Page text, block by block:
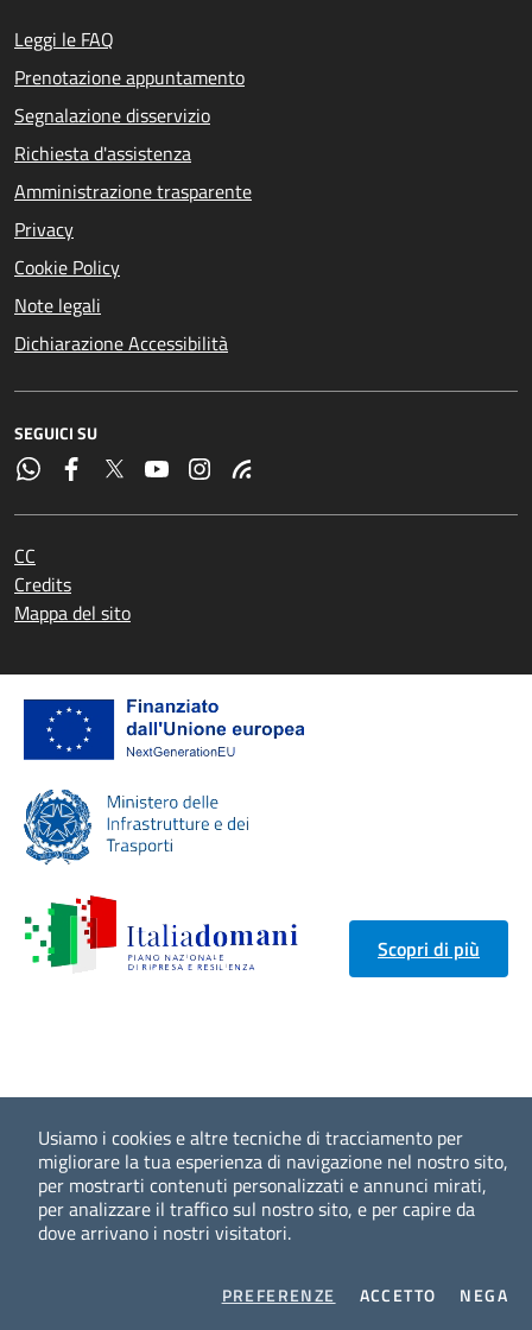
Usiamo i cookies e altre tecniche di tracciamento per
migliorare la tua esperienza di navigazione nel nostro sito,
per mostrarti contenuti personalizzati e annunci mirati,
per analizzare il traffico sul nostro sito, e per capire da
dove arrivano i nostri visitatori.
PREFERENZE COOKIES
ACCETTO I COOKIES
NEGAI
Leggi le FAQ
Prenotazione appuntamento
Segnalazione disservizio
Richiesta d'assistenza
Amministrazione trasparente
Privacy
Cookie Policy
Note legali
Dichiarazione Accessibilità
SEGUICI SU
CC
Credits
Mappa del sito
Scopri di più